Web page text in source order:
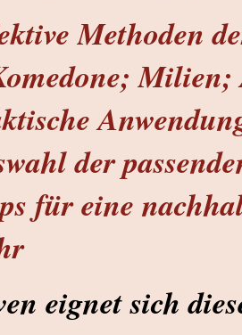
Methoden
Milien;
der
für eine
eignet sich